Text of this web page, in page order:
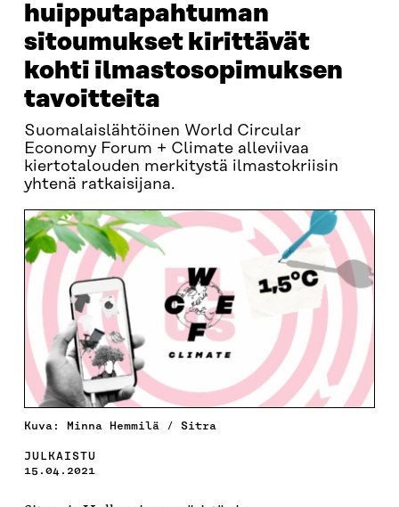
huipputapahtuman
sitoumukset kirittävät
kohti ilmastosopimuksen
tavoitteita
Suomalaislähtöinen World Circular
Economy Forum + Climate alleviivaa
kiertotalouden merkitystä ilmastokriisin
yhtenä ratkaisijana.
Kuva: Minna Hemmilä / Sitra
JULKAISTU
15.04.2021